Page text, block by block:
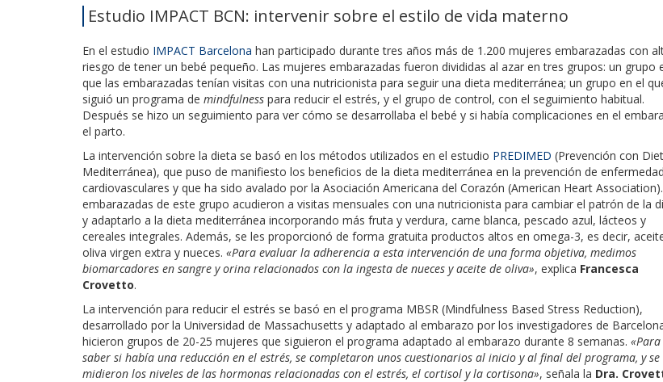
Estudio IMPACT BCN: intervenir sobre el estilo de vida materno
En el estudio IMPACT Barcelona han participado durante tres años más de 1.200 mujeres embarazadas con
riesgo de tener un bebé pequeño. Las mujeres embarazadas fueron divididas al azar en tres grupos: un grupo
que las embarazadas tenían visitas con una nutricionista para seguir una dieta mediterránea; un grupo en el
siguió un programa de mindfulness para reducir el estrés, y el grupo de control, con el seguimiento habitual.
Después se hizo un seguimiento para ver cómo se desarrollaba el bebé y si había complicaciones en el
el parto.
La intervención sobre la dieta se basó en los métodos utilizados en el estudio PREDIMED (Prevención con
Mediterránea), que puso de manifiesto los beneficios de la dieta mediterránea en la prevención de
cardiovasculares y que ha sido avalado por la Asociación Americana del Corazón (American Heart
embarazadas de este grupo acudieron a visitas mensuales con una nutricionista para cambiar el patrón de la
y adaptarlo a la dieta mediterránea incorporando más fruta y verdura, carne blanca, pescado azul, lácteos y
cereales integrales. Además, se les proporcionó de forma gratuita productos altos en omega-3, es decir,
oliva virgen extra y nueces. «Para evaluar la adherencia a esta intervención de una forma objetiva, medimos
biomarcadores en sangre y orina relacionados con la ingesta de nueces y aceite de oliva», explica Francesca
Crovetto.
La intervención para reducir el estrés se basó en el programa MBSR (Mindfulness Based Stress Reduction),
desarrollado por la Universidad de Massachusetts y adaptado al embarazo por los investigadores de
hicieron grupos de 20-25 mujeres que siguieron el programa adaptado al embarazo durante 8 semanas. «Para
saber si había una reducción en el estrés, se completaron unos cuestionarios al inicio y al final del programa, y se
midieron los niveles de las hormonas relacionadas con el estrés, el cortisol y la cortisona», señala la Dra.